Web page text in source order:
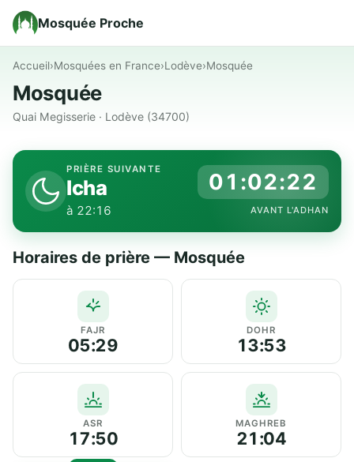
Mosquée Proche
Accueil›Mosquées en France›Lodève›Mosquée
Mosquée
Quai Megisserie · Lodève (34700)
PRIÈRE SUIVANTE
Icha
à 22:16
01:02:22
AVANT L'ADHAN
Horaires de prière — Mosquée
FAJR
05:29
DOHR
13:53
ASR
17:50
MAGHREB
21:04